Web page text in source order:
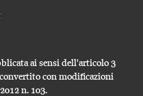
ai sensi dell'articolo 3
con modificazioni
n. 103.